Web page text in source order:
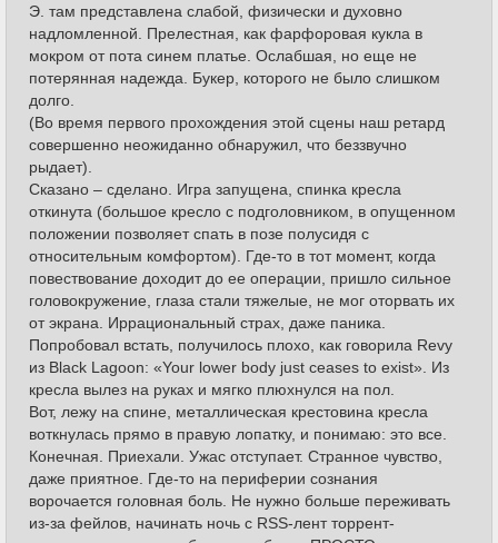
Э. там представлена слабой, физически и духовно
надломленной. Прелестная, как фарфоровая кукла в
мокром от пота синем платье. Ослабшая, но еще не
потерянная надежда. Букер, которого не было слишком
долго.
(Во время первого прохождения этой сцены наш ретард
совершенно неожиданно обнаружил, что беззвучно
рыдает).
Сказано – сделано. Игра запущена, спинка кресла
откинута (большое кресло с подголовником, в опущенном
положении позволяет спать в позе полусидя с
относительным комфортом). Где-то в тот момент, когда
повествование доходит до ее операции, пришло сильное
головокружение, глаза стали тяжелые, не мог оторвать их
от экрана. Иррациональный страх, даже паника.
Попробовал встать, получилось плохо, как говорила Revy
из Black Lagoon: «Your lower body just ceases to exist». Из
кресла вылез на руках и мягко плюхнулся на пол.
Вот, лежу на спине, металлическая крестовина кресла
воткнулась прямо в правую лопатку, и понимаю: это все.
Конечная. Приехали. Ужас отступает. Странное чувство,
даже приятное. Где-то на периферии сознания
ворочается головная боль. Не нужно больше переживать
из-за фейлов, начинать ночь с RSS-лент торрент-